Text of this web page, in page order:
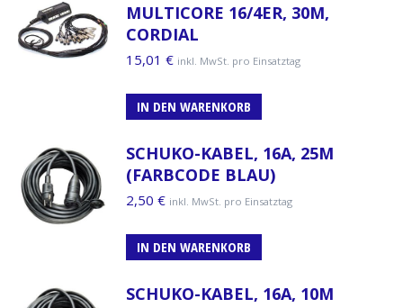
MULTICORE 16/4ER, 30M,
CORDIAL
15,01 € inkl. MwSt. pro Einsatztag
IN DEN WARENKORB
SCHUKO-KABEL, 16A, 25M
(FARBCODE BLAU)
2,50 € inkl. MwSt. pro Einsatztag
IN DEN WARENKORB
SCHUKO-KABEL, 16A, 10M